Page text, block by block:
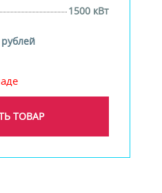
1500 кВт
ТОВАР